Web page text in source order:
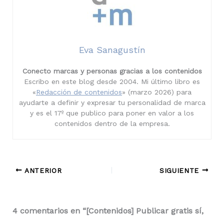
Eva Sanagustín
Conecto marcas y personas gracias a los contenidos
Escribo en este blog desde 2004. Mi último libro es
«Redacción de contenidos» (marzo 2026) para
ayudarte a definir y expresar tu personalidad de marca
y es el 17º que publico para poner en valor a los
contenidos dentro de la empresa.
ANTERIOR SIGUIENTE
4 comentarios en “[Contenidos] Publicar gratis sí,